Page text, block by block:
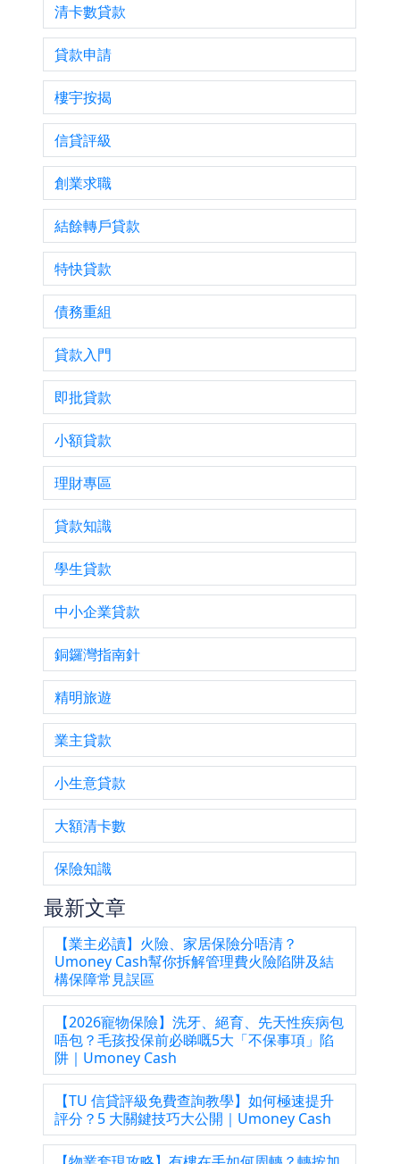
清卡數貸款
貸款申請
樓宇按揭
信貸評級
創業求職
結餘轉戶貸款
特快貸款
債務重組
貸款入門
即批貸款
小額貸款
理財專區
貸款知識
學生貸款
中小企業貸款
銅鑼灣指南針
精明旅遊
業主貸款
小生意貸款
大額清卡數
保險知識
最新文章
【業主必讀】火險、家居保險分唔清？
Umoney Cash幫你拆解管理費火險陷阱及結
構保障常見誤區
【2026寵物保險】洗牙、絕育、先天性疾病包
唔包？毛孩投保前必睇嘅5大「不保事項」陷
阱｜Umoney Cash
【TU 信貸評級免費查詢教學】如何極速提升
評分？5 大關鍵技巧大公開｜Umoney Cash